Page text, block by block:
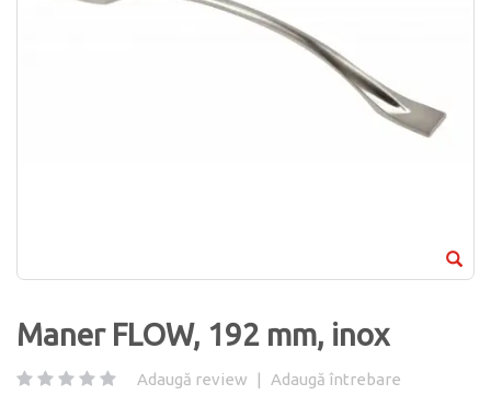
Maner FLOW, 192 mm, inox
Adaugă review | Adaugă întrebare